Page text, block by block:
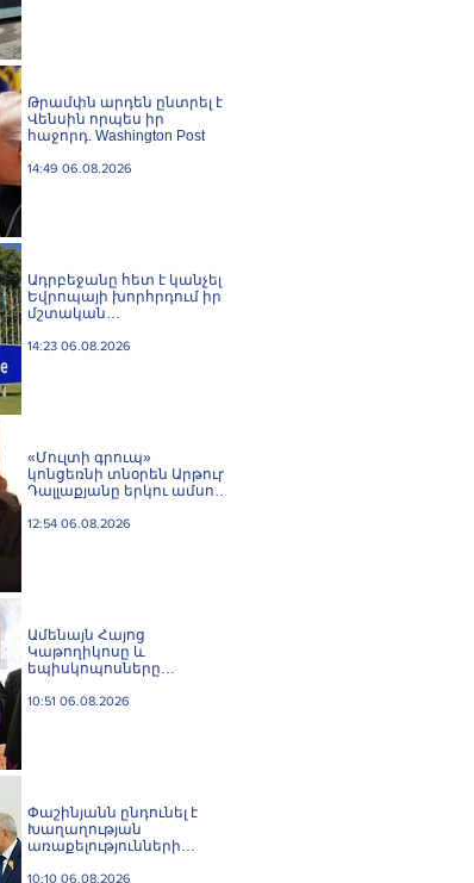
Թրամփն արդեն ընտրել է
Վենսին որպես իր
հաջորդ. Washington Post
14:49 06.08.2026
Ադրբեջանը հետ է կանչել
Եվրոպայի խորհրդում իր
մշտական
14:23 06.08.2026
«Մուլտի գրուպ»
կոնցեռնի տնօրեն Արթուր
Դալլաքյանը երկու ամսով
12:54 06.08.2026
Ամենայն Հայոց
Կաթողիկոսը և
եպիսկոպոսները
դատական առաջին
10:51 06.08.2026
Փաշինյանն ընդունել է
Խաղաղության
առաքելությունների
բանագնացի ավագ
10:10 06.08.2026